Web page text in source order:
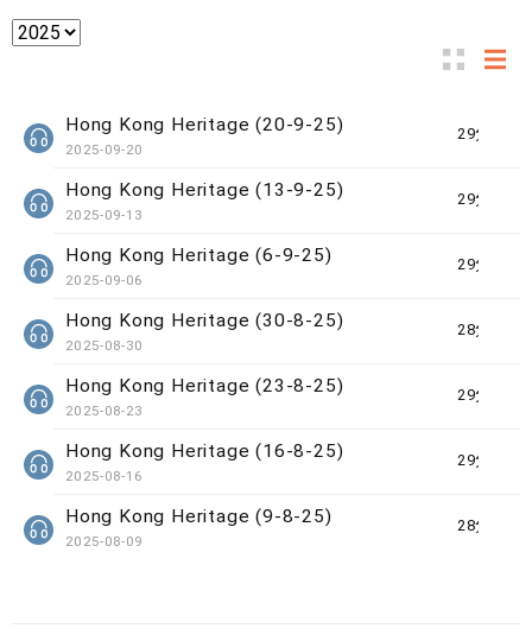
29分钟
Hong Kong Heritage (20-9-25)
2025-09-20
29分钟
Hong Kong Heritage (13-9-25)
2025-09-13
29分钟
Hong Kong Heritage (6-9-25)
2025-09-06
28分钟
Hong Kong Heritage (30-8-25)
2025-08-30
29分钟
Hong Kong Heritage (23-8-25)
2025-08-23
29分钟
Hong Kong Heritage (16-8-25)
2025-08-16
28分钟
Hong Kong Heritage (9-8-25)
2025-08-09